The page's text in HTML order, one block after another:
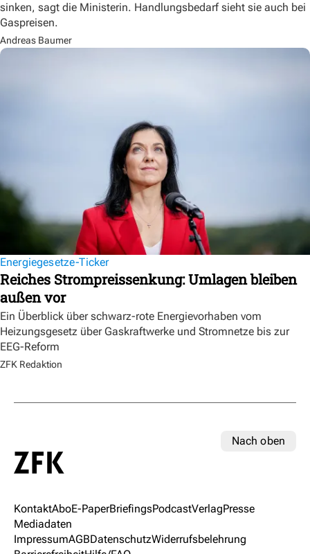
sinken, sagt die Ministerin. Handlungsbedarf sieht sie auch bei
Gaspreisen.
Andreas Baumer
Energiegesetze-Ticker
Reiches Strompreissenkung: Umlagen bleiben
außen vor
Ein Überblick über schwarz-rote Energievorhaben vom
Heizungsgesetz über Gaskraftwerke und Stromnetze bis zur
EEG-Reform
ZFK Redaktion
Nach oben
KontaktAboE-PaperBriefingsPodcastVerlagPresse
Mediadaten
ImpressumAGBDatenschutzWiderrufsbelehrung